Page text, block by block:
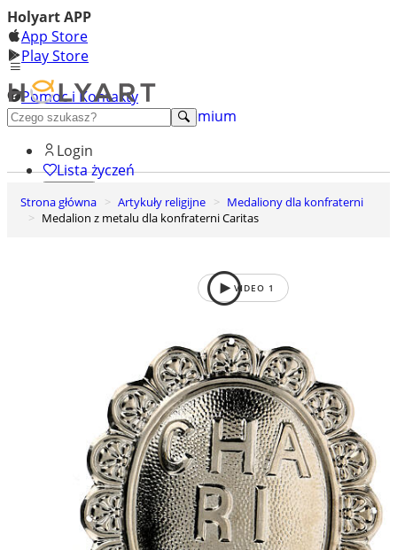
Holyart APP
App Store
Play Store
Pomoc i Kontakty
+48 222 922 860
Odkryj premium
Login
Lista życzeń
0
Koszyk
Strona główna Artykuły religijne
Medaliony dla konfraterni
Medalion z metalu dla konfraterni Caritas
VIDEO 1